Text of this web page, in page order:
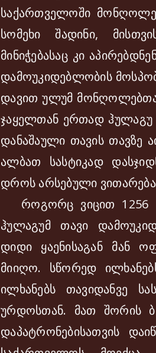
საქართველოში
სომეხი შადინი,
მინიჭებასაც კი
დამოუკიდებლობის
დავით ულუმ
ჯაყელთან ერთად ჰულაგუ
დანაშაული თავის თავზე
ალბათ სასტიკად
დროს არსებული
როგორც ვიცით 1256
ჰულაგუმ თავი
დიდი ყაენისაგან მან
მიიღო. სწორედ
ილხანებს თავიდანვე
ურდოსთან. მათ შორის
დაპატრონებისათვის